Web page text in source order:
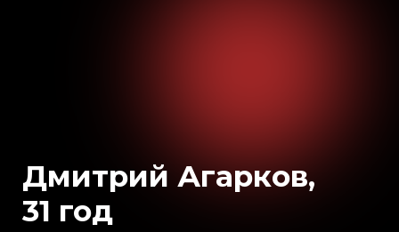
Дмитрий Агарков,
31 год